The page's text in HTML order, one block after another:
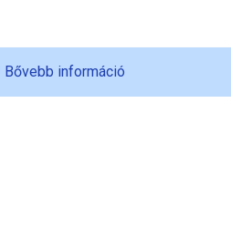
Bővebb információ